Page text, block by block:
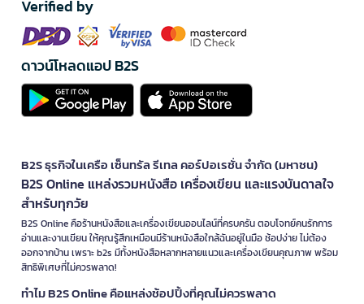
Verified by
ดาวน์โหลดแอป B2S
B2S ธุรกิจในเครือ เซ็นทรัล รีเทล คอร์ปอเรชั่น จำกัด (มหาชน)
B2S Online แหล่งรวมหนังสือ เครื่องเขียน และแรงบันดาลใจ
สำหรับทุกวัย
B2S Online คือร้านหนังสือและเครื่องเขียนออนไลน์ที่ครบครัน ตอบโจทย์คนรักการ
อ่านและงานเขียน ให้คุณรู้สึกเหมือนมีร้านหนังสือใกล้ฉันอยู่ในมือ ช้อปง่าย ไม่ต้อง
ออกจากบ้าน เพราะ b2s มีทั้งหนังสือหลากหลายแนวและเครื่องเขียนคุณภาพ พร้อม
สิทธิพิเศษที่ไม่ควรพลาด!
ทำไม B2S Online คือแหล่งช้อปปิ้งที่คุณไม่ควรพลาด